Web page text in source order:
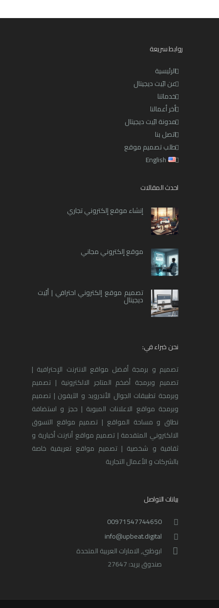
روابط سريعة
الرئيسية
عن ابّيت ديجيتال
خدماتنا
أخر أعمالنا
مدونة ابّيت ديجيتال
اتصل بنا
طلب تصميم موقع
English
احدث المقالات
إنشاء موقع إلكتروني تجاري
موقع إلكتروني مجاني
تصميم موقع إلكتروني احترافي | أبّيت
ديجيتال
نحن خبراء في:
تصميم و برمجة أفضل مواقع الانترنت الإحترافية |
تصميم وبرمجة أضخم المتاجر الالكترونية | تصميم
وبرمجة تطبيقات الجوال الأندرويد و الآيفون | تصميم
وبرمجة مواقع الاعلانات المبوبة | حجز و استضافة
نطاق و مساحة المواقع | تصميم مواقع التسوق
الالكتروني المتقدمة | تصميم مواقع أنترنت أخبارية و
ثقافية و شخصية | تصميم مواقع تعريفية خاصة
بالشركات و الأعمال التجارية
بيانات التواصل
00971547744650
info@upbeat.digital
ابوظبي, الامارات العربية المتحدة
صندوق بريد: 27647